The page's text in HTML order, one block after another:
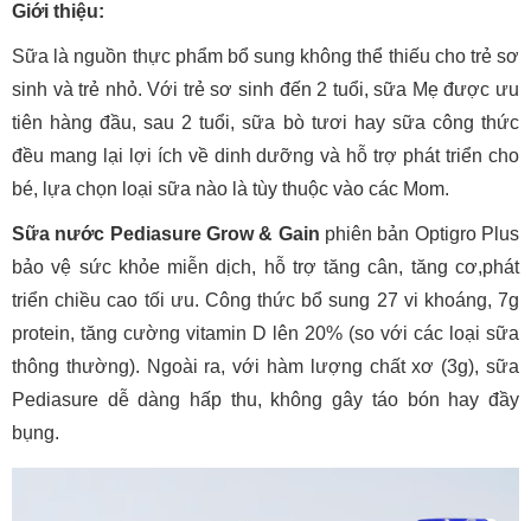
Giới thiệu:
Sữa là nguồn thực phẩm bổ sung không thể thiếu cho trẻ sơ
sinh và trẻ nhỏ. Với trẻ sơ sinh đến 2 tuổi, sữa Mẹ được ưu
tiên hàng đầu, sau 2 tuổi, sữa bò tươi hay sữa công thức
đều mang lại lợi ích về dinh dưỡng và hỗ trợ phát triển cho
bé, lựa chọn loại sữa nào là tùy thuộc vào các Mom.
Sữa nước Pediasure Grow & Gain phiên bản Optigro Plus
bảo vệ sức khỏe miễn dịch, hỗ trợ tăng cân, tăng cơ,phát
triển chiều cao tối ưu. Công thức bổ sung 27 vi khoáng, 7g
protein, tăng cường vitamin D lên 20% (so với các loại sữa
thông thường). Ngoài ra, với hàm lượng chất xơ (3g), sữa
Pediasure dễ dàng hấp thu, không gây táo bón hay đầy
bụng.